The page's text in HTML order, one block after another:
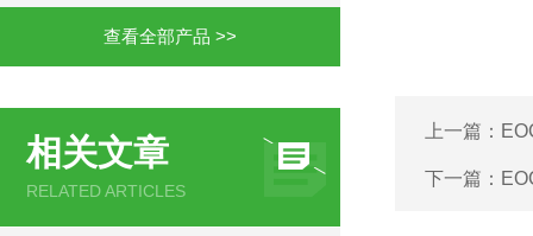
查看全部产品 >>
相关文章
RELATED ARTICLES
上一篇：
下一篇：